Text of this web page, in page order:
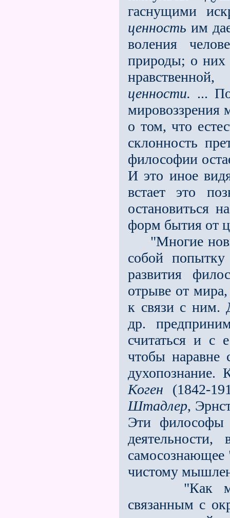
гаснущими
ценность им
воления
природы; о них
ценности. ...
мировоззрения
о том, что
склонность
философии
И это иное
встает это
остановиться
форм бытия от
"Многие
собой
развития
отрыве от
к связи с ним.
др.
считаться и с
чтобы наравне
духопознание.
Коген (1842-
Штадлер,
Эти философы
деятельности,
самосознающее
чистому
"Как
связанным с